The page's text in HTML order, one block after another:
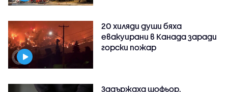
20 хиляди души бяха
евакуирани в Канада заради
горски пожар
Задържаха шофьор,